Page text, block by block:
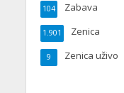
Zabava
104
Zenica
1.901
Zenica uživo
9